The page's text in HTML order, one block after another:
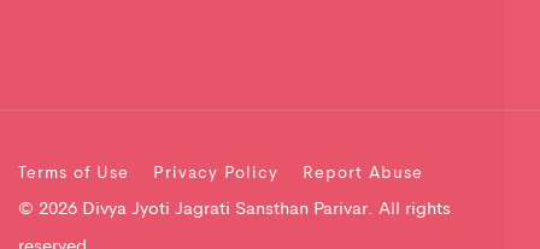
Terms of Use Privacy Policy Report Abuse
© 2026 Divya Jyoti Jagrati Sansthan Parivar. All rights